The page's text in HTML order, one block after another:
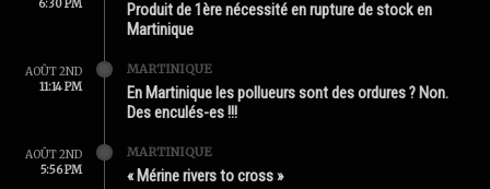
6:30 PM
Produit de 1ère nécessité en rupture de stock en
Martinique
AOÛT 2ND
11:14 PM
MARTINIQUE
En Martinique les pollueurs sont des ordures ? Non.
Des enculés-es !!!
AOÛT 2ND
5:56 PM
MARTINIQUE
« Mérine rivers to cross »